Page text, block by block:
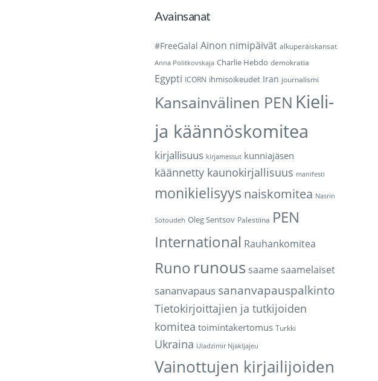
Avainsanat
#FreeGalal Ainon nimipäivät alkuperäiskansat
Anna Politkovskaja Charlie Hebdo demokratia
Egypti ICORN ihmisoikeudet Iran journalismi
Kansainvälinen PEN Kieli-
ja käännöskomitea
kirjallisuus kirjamessut kunniajäsen
käännetty kaunokirjallisuus manifesti
monikielisyys naiskomitea Nasrin
Sotoudeh Oleg Sentsov Palestiina PEN
International Rauhankomitea
Runo runous saame saamelaiset
sananvapaus sananvapauspalkinto
Tietokirjoittajien ja tutkijoiden
komitea toimintakertomus Turkki
Ukraina Uladzimir Njakljajeu
Vainottujen kirjailijoiden